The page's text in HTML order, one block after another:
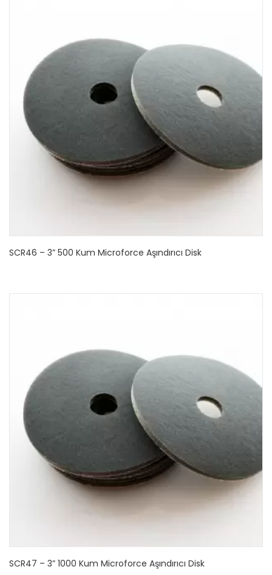
SCR46 – 3” 500 Kum Microforce Aşındırıcı Disk
SCR47 – 3” 1000 Kum Microforce Aşındırıcı Disk